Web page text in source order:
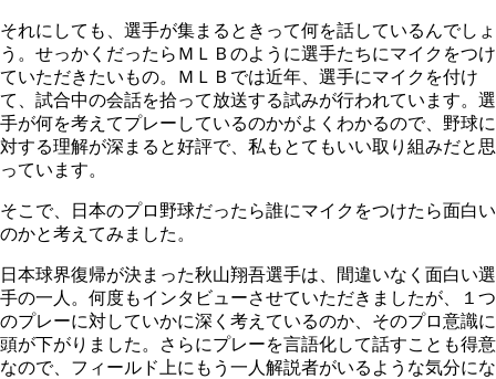
それにしても、選手が集まるときって何を話しているんでしょ
う。せっかくだったらＭＬＢのように選手たちにマイクをつけ
ていただきたいもの。ＭＬＢでは近年、選手にマイクを付け
て、試合中の会話を拾って放送する試みが行われています。選
手が何を考えてプレーしているのかがよくわかるので、野球に
対する理解が深まると好評で、私もとてもいい取り組みだと思
っています。
そこで、日本のプロ野球だったら誰にマイクをつけたら面白い
のかと考えてみました。
日本球界復帰が決まった秋山翔吾選手は、間違いなく面白い選
手の一人。何度もインタビューさせていただきましたが、１つ
のプレーに対していかに深く考えているのか、そのプロ意識に
頭が下がりました。さらにプレーを言語化して話すことも得意
なので、フィールド上にもう一人解説者がいるような気分にな